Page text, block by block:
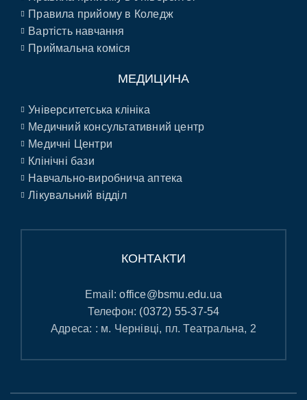
Правила прийому в Коледж
Вартість навчання
Приймальна коміся
МЕДИЦИНА
Університетська клініка
Медичний консультативний центр
Медичні Центри
Клінічні бази
Навчально-виробнича аптека
Лікувальний відділ
КОНТАКТИ
Email:office@bsmu.edu.ua
Телефон: (0372) 55-37-54
Адреса: : м. Чернівці, пл. Театральна, 2